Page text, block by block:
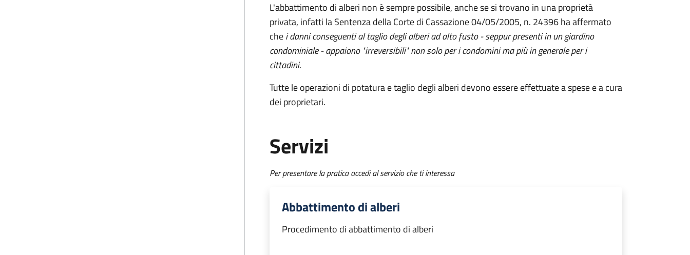
L'abbattimento di alberi non è sempre possibile, anche se si trovano in una proprietà
privata, infatti la Sentenza della Corte di Cassazione 04/05/2005, n. 24396 ha affermato
chei danni conseguenti al taglio degli alberi ad alto fusto - seppur presenti in un giardino
condominiale - appaiono "irreversibili" non solo per i condomini ma più in generale per i
cittadini.
Tutte le operazioni di potatura e taglio degli alberi devono essere effettuate a spese e a cura
dei proprietari.
Servizi
Per presentare la pratica accedi al servizio che ti interessa
Abbattimento di alberi
Procedimento di abbattimento di alberi